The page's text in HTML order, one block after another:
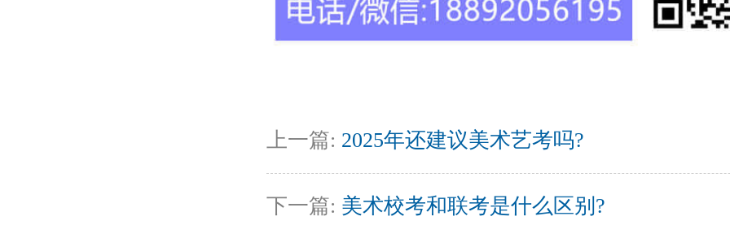
上一篇: 2025年还建议美术艺考吗?
下一篇: 美术校考和联考是什么区别?